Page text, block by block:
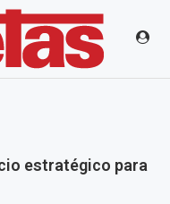
estratégico para